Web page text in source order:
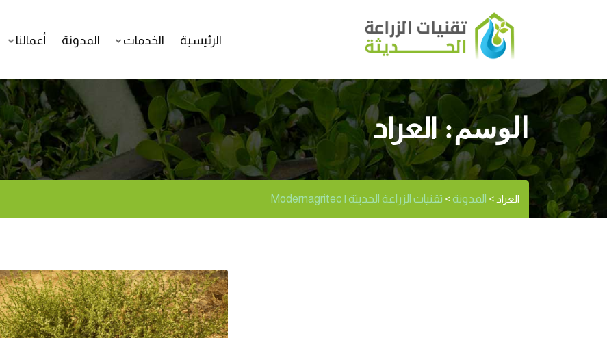
الرئيسية الخدمات المدونة أعمالنا
الوسم:العراد
العراد > المدونة> تقنيات الزراعة الحديثة | Modernagritec